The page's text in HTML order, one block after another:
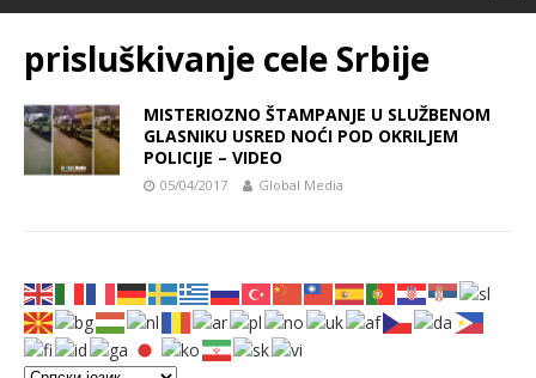
prisluškivanje cele Srbije
MISTERIOZNO ŠTAMPANJE U SLUŽBENOM
GLASNIKU USRED NOĆI POD OKRILJEM
POLICIJE – VIDEO
05/04/2017 Global Media